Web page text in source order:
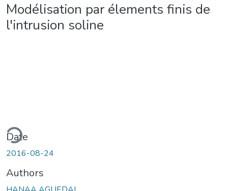
Modélisation par élements finis de
l'intrusion soline
Date
2016-08-24
Authors